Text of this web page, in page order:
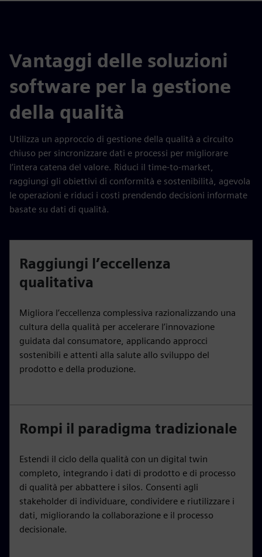
Vantaggi delle soluzioni
software per la gestione
della qualità
Utilizza un approccio di gestione della qualità a circuito
chiuso per sincronizzare dati e processi per migliorare
l’intera catena del valore. Riduci il time-to-market,
raggiungi gli obiettivi di conformità e sostenibilità, agevola
le operazioni e riduci i costi prendendo decisioni informate
basate su dati di qualità.
Raggiungi l’eccellenza
qualitativa
Migliora l’eccellenza complessiva razionalizzando una
cultura della qualità per accelerare l’innovazione
guidata dal consumatore, applicando approcci
sostenibili e attenti alla salute allo sviluppo del
prodotto e della produzione.
Rompi il paradigma tradizionale
Estendi il ciclo della qualità con un digital twin
completo, integrando i dati di prodotto e di processo
di qualità per abbattere i silos. Consenti agli
stakeholder di individuare, condividere e riutilizzare i
dati, migliorando la collaborazione e il processo
decisionale.